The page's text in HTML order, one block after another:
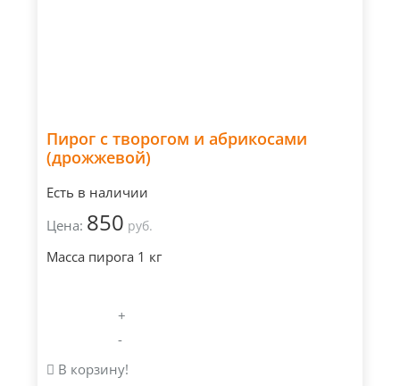
Пирог с творогом и абрикосами
(дрожжевой)
Есть в наличии
Цена: 850 руб.
Масса пирога 1 кг
+
-
В корзину!